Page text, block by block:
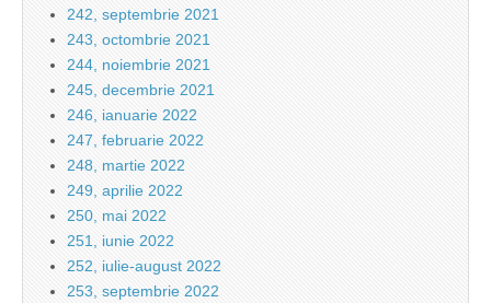
242, septembrie 2021
243, octombrie 2021
244, noiembrie 2021
245, decembrie 2021
246, ianuarie 2022
247, februarie 2022
248, martie 2022
249, aprilie 2022
250, mai 2022
251, iunie 2022
252, iulie-august 2022
253, septembrie 2022